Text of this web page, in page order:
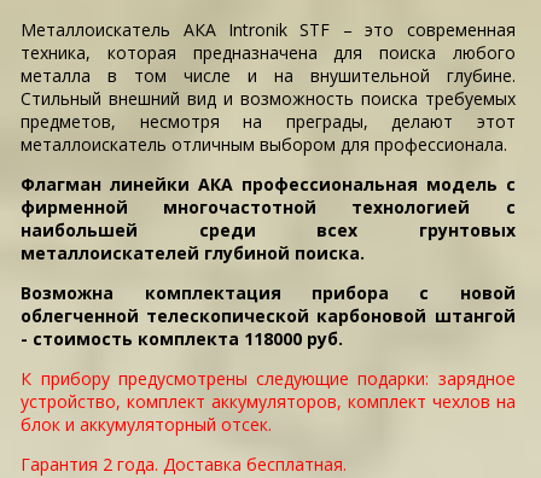
Металлоискатель АКА Intronik STF – это современная
техника, которая предназначена для поиска любого
металла в том числе и на внушительной глубине.
Стильный внешний вид и возможность поиска требуемых
предметов, несмотря на преграды, делают этот
металлоискатель отличным выбором для профессионала.
Флагман линейки АКА профессиональная модель с
фирменной многочастотной технологией с
наибольшей среди всех грунтовых
металлоискателей глубиной поиска.
Возможна комплектация прибора с новой
облегченной телескопической карбоновой штангой
- стоимость комплекта 118000 руб.
К прибору предусмотрены следующие подарки: зарядное
устройство, комплект аккумуляторов, комплект чехлов на
блок и аккумуляторный отсек.
Гарантия 2 года. Доставка бесплатная.